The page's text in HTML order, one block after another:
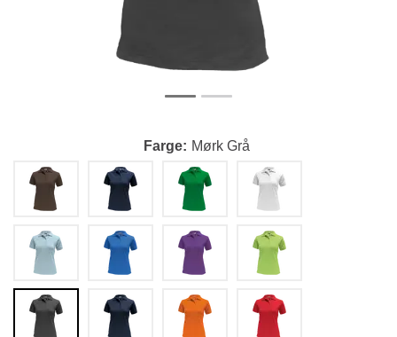
Farge Mørk Grå